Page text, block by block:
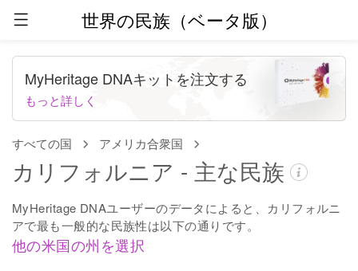
世界の民族（ベータ版）
すべての国 アメリカ合衆国
カリフォルニア - 主な民族
MyHeritage DNAユーザーのデータによると、カリフォルニ
アで最も一般的な民族性は以下の通りです。
他の米国の州を選択
MyHeritage DNAキットを注文する
もっと詳しく